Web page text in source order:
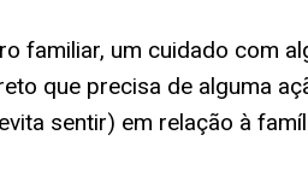
familiar, um cuidado com
que precisa de alguma
sentir) em relação à